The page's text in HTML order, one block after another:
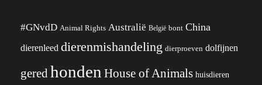
#GNvdD Animal Rights Australië België bont China
dierenleed dierenmishandeling dierproeven dolfijnen
geredhonden House of Animals huisdieren